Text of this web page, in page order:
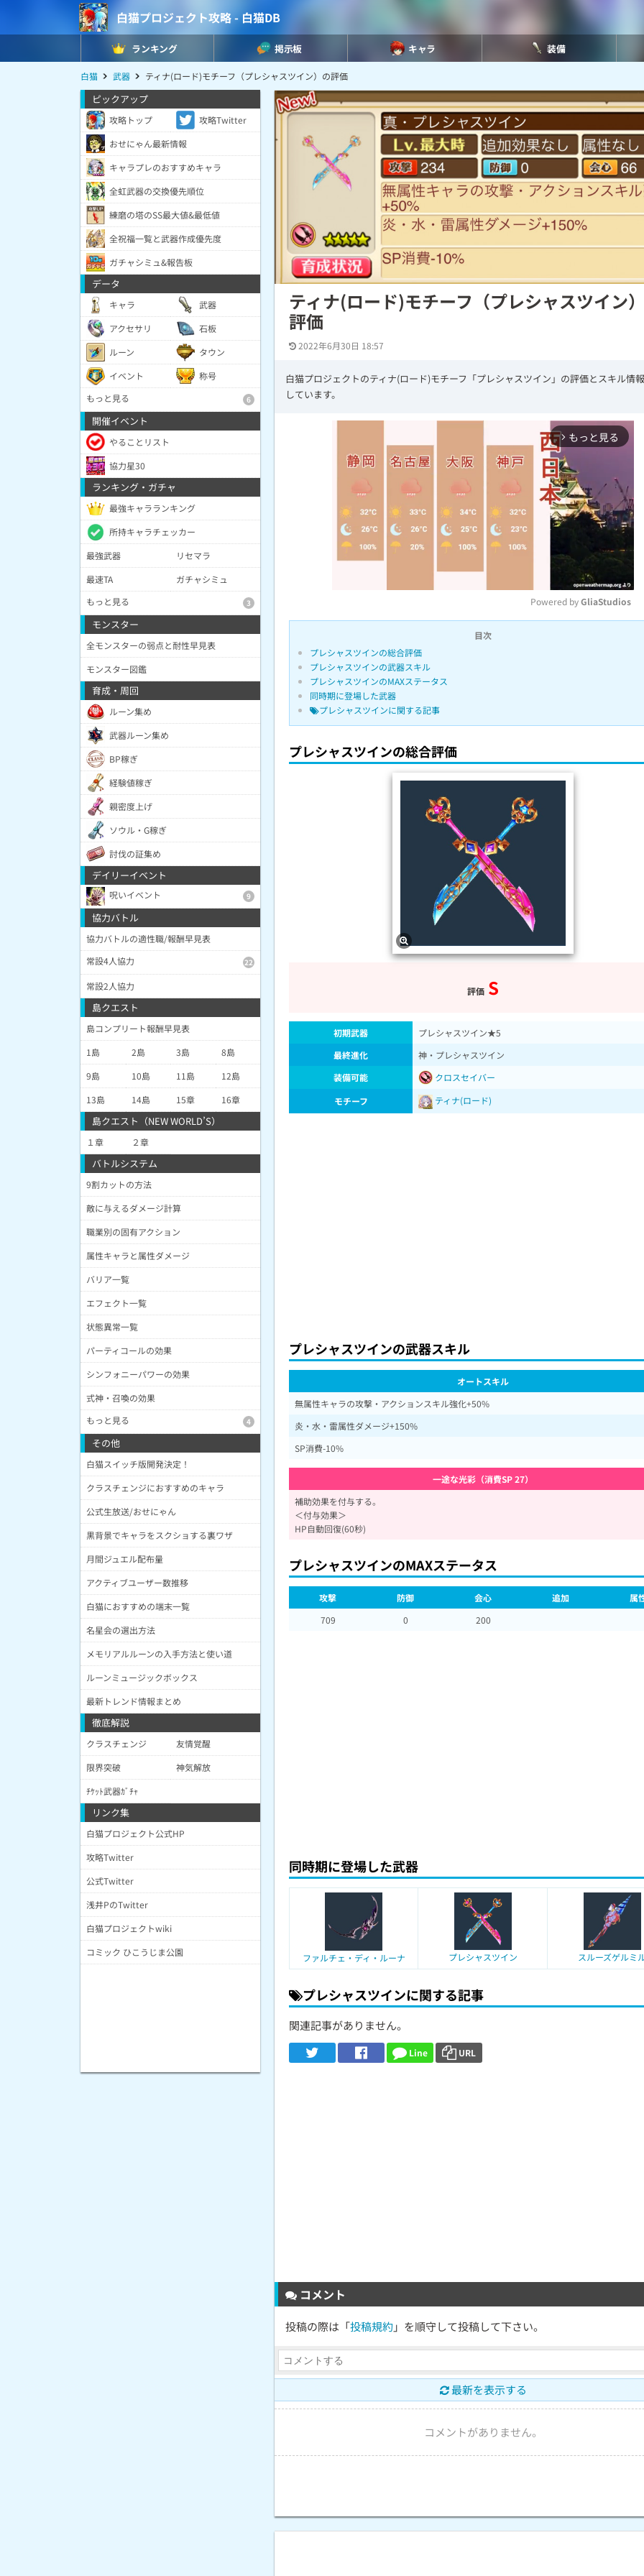
白猫プロジェクト攻略 - 白猫DB
ランキング 掲示板 キャラ 装備
白猫 武器 ティナ(ロード)モチーフ（プレシャスツイン）の評価
ティナ(ロード)モチーフ（プレシャスツイン
評価
2022年6月30日 18:57
白猫プロジェクトのティナ(ロード)モチーフ「プレシャスツイン」の評価とスキル情
しています。
arrow_forward_ios もっと見る
Powered by GliaStudios
目次
プレシャスツインの総合評価
プレシャスツインの武器スキル
プレシャスツインのMAXステータス
同時期に登場した武器
プレシャスツインに関する記事
プレシャスツインの総合評価
評価 S
初期武器
プレシャスツイン★5
最終進化
神・プレシャスツイン
装備可能
クロスセイバー
モチーフ
ティナ(ロード)
プレシャスツインの武器スキル
オートスキル
無属性キャラの攻撃・アクションスキル強化+50%
炎・水・雷属性ダメージ+150%
SP消費-10%
一途な光彩（消費SP 27）
補助効果を付与する。
＜付与効果＞
HP自動回復(60秒)
プレシャスツインのMAXステータス
攻撃 防御 会心 追加
属
709
0 200
同時期に登場した武器
ファルチェ・ディ・ルーナ プレシャスツイン スルーズゲルミ
プレシャスツインに関する記事
関連記事がありません。
Line URL
コメント
投稿の際は「投稿規約 」を順守して投稿して下さい。
最新を表示する
コメントがありません。
ピックアップ
攻略トップ
攻略Twitter
おせにゃん最新情報
キャラプレのおすすめキャラ
全虹武器の交換優先順位
練磨の塔のSS最大値&最低値
全祝福一覧と武器作成優先度
ガチャシミュ&報告板
データ
キャラ
武器
アクセサリ
石板
ルーン
タウン
イベント
称号
もっと見る
6
開催イベント
やることリスト
協力星30
ランキング・ガチャ
最強キャラランキング
所持キャラチェッカー
最強武器
リセマラ
最速TA
ガチャシミュ
もっと見る
3
モンスター
全モンスターの弱点と耐性早見表
モンスター図鑑
育成・周回
ルーン集め
武器ルーン集め
BP稼ぎ
経験値稼ぎ
親密度上げ
ソウル・G稼ぎ
討伐の証集め
デイリーイベント
呪いイベント 9
協力バトル
協力バトルの適性職/報酬早見表
常設4人協力
22
常設2人協力
島クエスト
島コンプリート報酬早見表
1島
2島 3島
8島
9島
10島 11島
12島
13島
14島 15章 16章
島クエスト（NEW WORLD’S）
１章 ２章
バトルシステム
9割カットの方法
敵に与えるダメージ計算
職業別の固有アクション
属性キャラと属性ダメージ
バリア一覧
エフェクト一覧
状態異常一覧
パーティコールの効果
シンフォニーパワーの効果
式神・召喚の効果
もっと見る
4
その他
白猫スイッチ版開発決定！
クラスチェンジにおすすめのキャラ
公式生放送/おせにゃん
黒背景でキャラをスクショする裏ワザ
月間ジュエル配布量
アクティブユーザー数推移
白猫におすすめの端末一覧
名星会の選出方法
メモリアルルーンの入手方法と使い道
ルーンミュージックボックス
最新トレンド情報まとめ
徹底解説
クラスチェンジ
友情覚醒
限界突破
神気解放
ﾁｹｯﾄ武器ｶﾞﾁｬ
リンク集
白猫プロジェクト公式HP
攻略Twitter
公式Twitter
浅井PのTwitter
白猫プロジェクトwiki
コミック ひこうじま公園